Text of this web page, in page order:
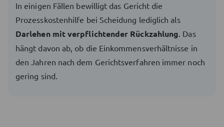
In einigen Fällen bewilligt das Gericht die
Prozesskostenhilfe bei Scheidung lediglich als
Darlehen mit verpflichtender Rückzahlung. Das
hängt davon ab, ob die Einkommensverhältnisse in
den Jahren nach dem Gerichtsverfahren immer noch
gering sind.